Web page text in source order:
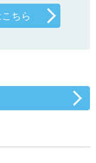
ちら